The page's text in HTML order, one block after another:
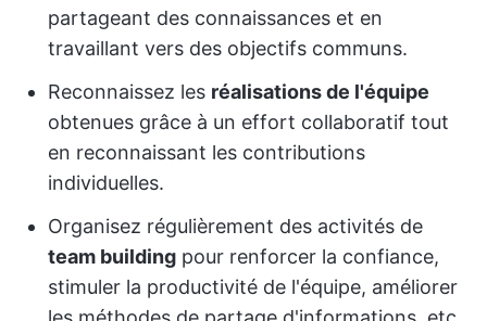
partageant des connaissances et en
travaillant vers des objectifs communs.
Reconnaissez les réalisations de l'équipe
obtenues grâce à un effort collaboratif tout
en reconnaissant les contributions
individuelles.
Organisez régulièrement des activités de
team building pour renforcer la confiance,
stimuler la productivité de l'équipe, améliorer